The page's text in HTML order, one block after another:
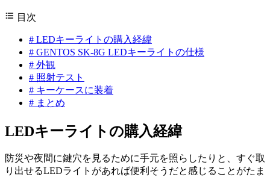
目次
# LEDキーライトの購入経緯
# GENTOS SK-8G LEDキーライトの仕様
# 外観
# 照射テスト
# キーケースに装着
# まとめ
LEDキーライトの購入経緯
防災や夜間に鍵穴を見るために手元を照らしたりと、すぐ取
り出せるLEDライトがあれば便利そうだと感じることがたま